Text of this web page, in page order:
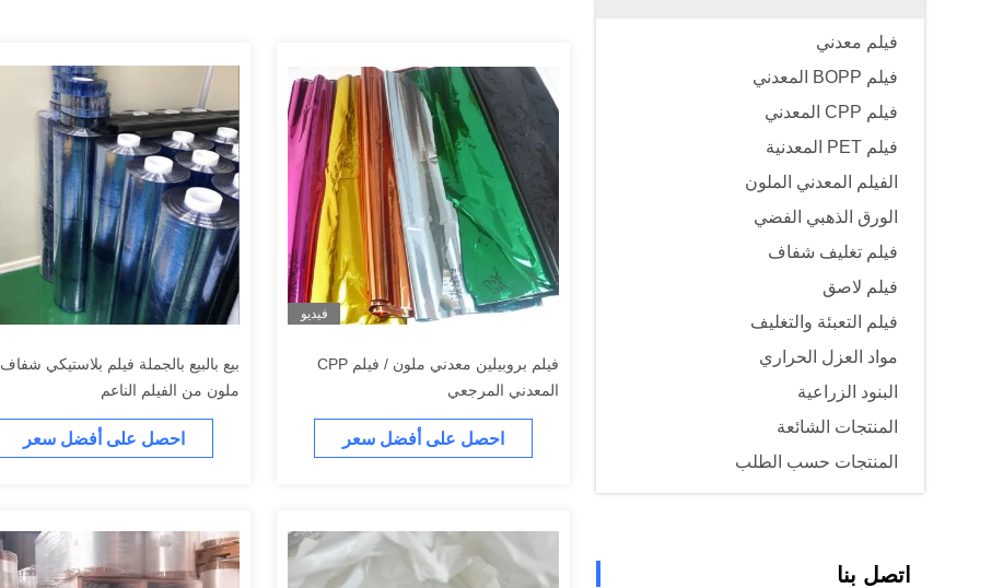
فيلم معدني
فيلم BOPP المعدني
فيلم CPP المعدني
فيلم PET المعدنية
الفيلم المعدني الملون
الورق الذهبي الفضي
فيلم تغليف شفاف
فيلم لاصق
فيلم التعبئة والتغليف
مواد العزل الحراري
البنود الزراعية
المنتجات الشائعة
المنتجات حسب الطلب
اتصل بنا
فيديو
فيلم بروبيلين معدني ملون / فيلم CPP
المعدني المرجعي
احصل على أفضل سعر
بيع بالبيع بالجملة فيلم بلاستيكي شفاف
ملون من الفيلم الناعم
احصل على أفضل سعر